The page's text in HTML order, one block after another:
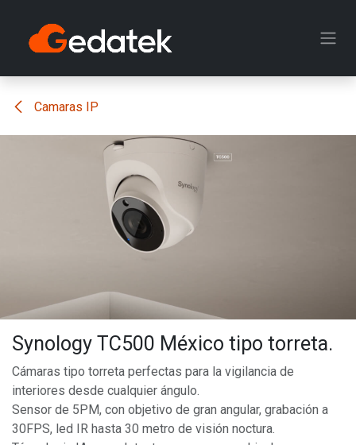
Camaras IP
Synology TC500 México tipo torreta.
Cámaras tipo torreta perfectas para la vigilancia de
interiores desde cualquier ángulo.
Sensor de 5PM, con objetivo de gran angular, grabación a
30FPS, led IR hasta 30 metro de visión noctura.